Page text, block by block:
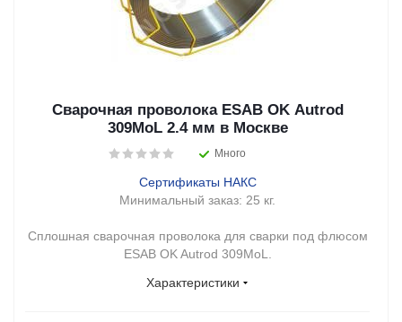
Сварочная проволока ESAB OK Autrod
309MoL 2.4 мм в Москве
Много
Сертификаты НАКС
Минимальный заказ: 25 кг.
Сплошная сварочная проволока для сварки под флюсом
ESAB OK Autrod 309MoL.
Характеристики